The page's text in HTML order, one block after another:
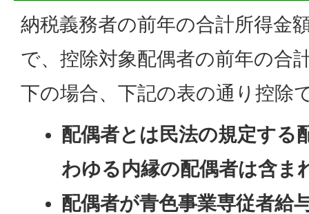
納税義務者の前年の合計所得金
で、控除対象配偶者の前年の合
下の場合、下記の表の通り控除
配偶者とは民法の規定する
わゆる内縁の配偶者は含ま
配偶者が青色事業専従者給